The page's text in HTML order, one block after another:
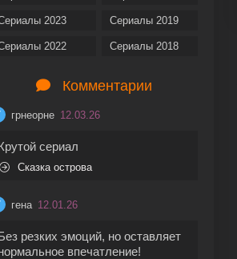
2023
2022
Сериалы 2019
Сериалы 2018
Комментарии
грнеорне 12.03.26
сериал
Сказка острова
гена 12.01.26
резких эмоций, но оставляет
впечатление!